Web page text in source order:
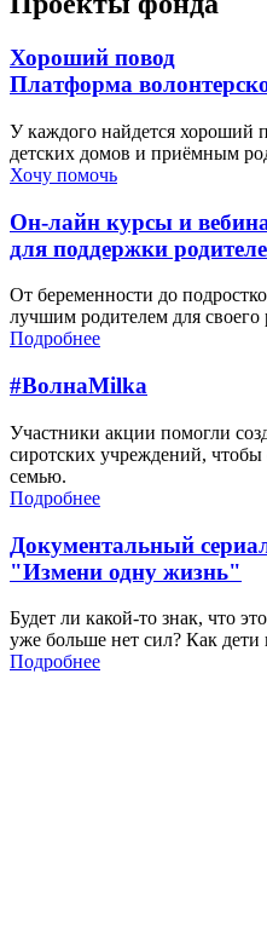
Хороший повод
Платформа
У каждого найдется хороший
детских домов и приёмным
Хочу помочь
Он-лайн курсы и
для поддержки
От беременности до
лучшим родителем для своего
Подробнее
#ВолнаMilka
Участники акции помогли
сиротских учреждений,
семью.
Подробнее
Документальный
"Измени одну жизнь"
Будет ли какой-то знак, что
уже больше нет сил? Как дети
Подробнее